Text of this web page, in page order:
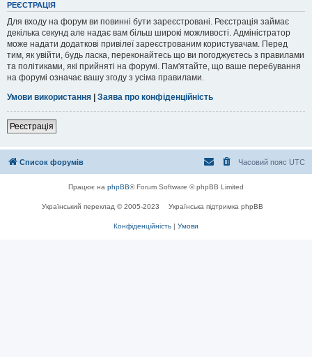
РЕЄСТРАЦІЯ
Для входу на форум ви повинні бути зареєстровані. Реєстрація займає
декілька секунд але надає вам більш широкі можливості. Адміністратор
може надати додаткові привілеї зареєстрованим користувачам. Перед
тим, як увійти, будь ласка, переконайтесь що ви погоджуєтесь з правилами
та політиками, які прийняті на форумі. Пам'ятайте, що ваше перебування
на форумі означає вашу згоду з усіма правилами.
Умови використання | Заява про конфіденційність
Реєстрація
Список форумів Часовий пояс UTC
Працює на phpBB® Forum Software © phpBB Limited
Український переклад © 2005-2023 Українська підтримка phpBB
Конфіденційність | Умови